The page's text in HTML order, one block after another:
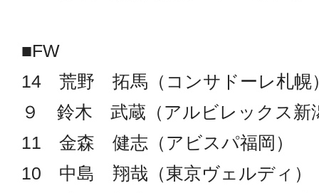
■FW
14 荒野 拓馬（コンサドーレ札幌
９ 鈴木 武蔵（アルビレックス新
11 金森 健志（アビスパ福岡）
10 中島 翔哉（東京ヴェルディ）